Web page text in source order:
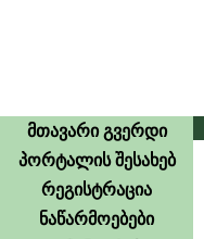
მთავარი გვერდი
პორტალის შესახებ
რეგისტრაცია
ნაწარმოებები